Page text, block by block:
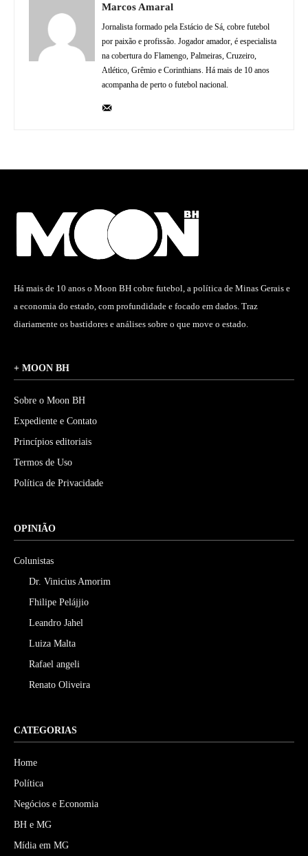
Marcos Amaral
Jornalista formado pela Estácio de Sá, cobre futebol
por paixão e profissão. Jogador amador, é especialista
na cobertura do Flamengo, Palmeiras, Cruzeiro,
Atlético, Grêmio e Corinthians. Há mais de 10 anos
acompanha de perto o futebol nacional.
Há mais de 10 anos o Moon BH cobre futebol, a política de Minas Gerais e
a economia do estado, com profundidade e focado em dados. Traz
diariamente os bastidores e análises sobre o que move o estado.
+ MOON BH
Sobre o Moon BH
Expediente e Contato
Princípios editoriais
Termos de Uso
Política de Privacidade
OPINIÃO
Colunistas
Dr. Vinicius Amorim
Fhilipe Pelájjio
Leandro Jahel
Luiza Malta
Rafael angeli
Renato Oliveira
CATEGORIAS
Home
Política
Negócios e Economia
BH e MG
Mídia em MG